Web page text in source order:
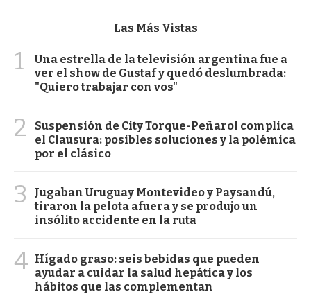
Las Más Vistas
1
Una estrella de la televisión argentina fue a
ver el show de Gustaf y quedó deslumbrada:
"Quiero trabajar con vos"
2
Suspensión de City Torque-Peñarol complica
el Clausura: posibles soluciones y la polémica
por el clásico
3
Jugaban Uruguay Montevideo y Paysandú,
tiraron la pelota afuera y se produjo un
insólito accidente en la ruta
4 Hígado graso: seis bebidas que pueden
ayudar a cuidar la salud hepática y los
hábitos que las complementan